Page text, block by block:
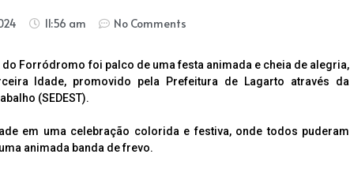
11:56 am No Comments
do Forródromo foi palco de uma festa animada e cheia de alegria,
Idade, promovido pela Prefeitura de Lagarto através da
(SEDEST).
em uma celebração colorida e festiva, onde todos puderam
animada banda de frevo.